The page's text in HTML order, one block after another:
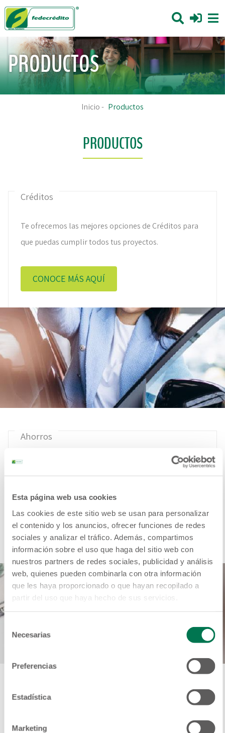
Esta página web usa cookies
Las cookies de este sitio web se usan para personalizar
el contenido y los anuncios, ofrecer funciones de redes
sociales y analizar el tráfico. Además, compartimos
información sobre el uso que haga del sitio web con
nuestros partners de redes sociales, publicidad y análisis
web, quienes pueden combinarla con otra información
que les haya proporcionado o que hayan recopilado a
partir del uso que haya hecho de sus servicios.
Necesarias
Preferencias
Estadística
Marketing
PRODUCTOS
Inicio- Productos
PRODUCTOS
Créditos
Te ofrecemos las mejores opciones de Créditos para
que puedas cumplir todos tus proyectos.
CONOCE MÁS AQUÍ
Ahorros
En las Cajas de Crédito y los Bancos de los
ahorrar y alcanzar tus sueños.
CONOCE MÁS AQUÍ
Tarjetas
Disfruta de los mejores beneficios que te ofrecen las